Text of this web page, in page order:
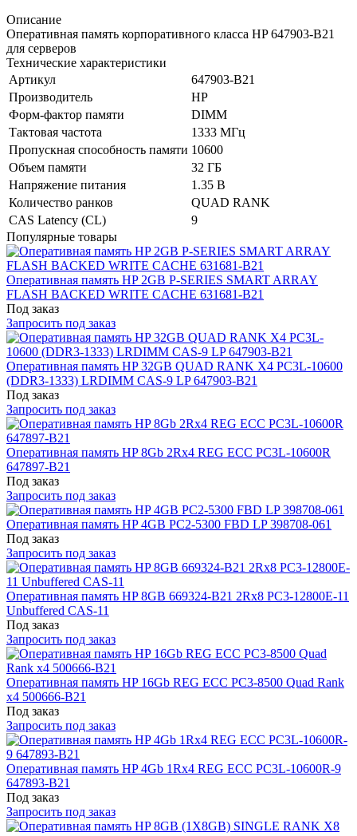
Описание
Оперативная память корпоративного класса HP 647903-B21
для серверов
Технические характеристики
Артикул
647903-B21
Производитель
HP
Форм-фактор памяти
DIMM
Тактовая частота
1333 МГц
Пропускная способность памяти 10600
Объем памяти
32 ГБ
Напряжение питания
1.35 В
Количество ранков
QUAD RANK
CAS Latency (CL)
9
Популярные товары
Оперативная память HP 2GB P-SERIES SMART ARRAY
FLASH BACKED WRITE CACHE 631681-B21
Под заказ
Запросить под заказ
Оперативная память HP 32GB QUAD RANK X4 PC3L-10600
(DDR3-1333) LRDIMM CAS-9 LP 647903-B21
Под заказ
Запросить под заказ
Оперативная память HP 8Gb 2Rx4 REG ECC PC3L-10600R
647897-B21
Под заказ
Запросить под заказ
Оперативная память HP 4GB PC2-5300 FBD LP 398708-061
Под заказ
Запросить под заказ
Оперативная память HP 8GB 669324-B21 2Rx8 PC3-12800E-11
Unbuffered CAS-11
Под заказ
Запросить под заказ
Оперативная память HP 16Gb REG ECC PC3-8500 Quad Rank
x4 500666-B21
Под заказ
Запросить под заказ
Оперативная память HP 4Gb 1Rx4 REG ECC PC3L-10600R-9
647893-B21
Под заказ
Запросить под заказ